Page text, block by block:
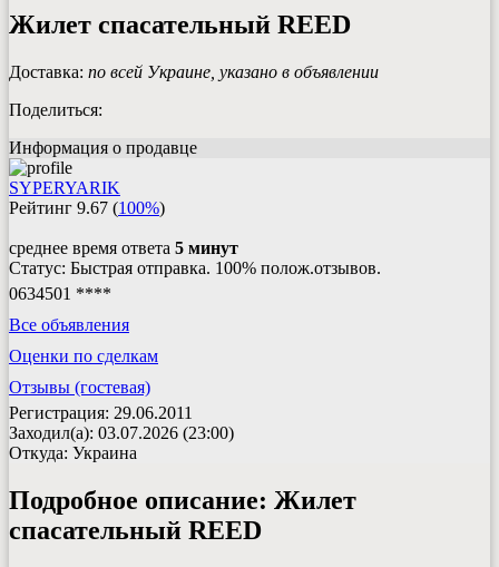
Жилет спасательный REED
Доставка: по всей Украине, указано в объявлении
Поделиться:
Информация о продавце
SYPERYARIK
Рейтинг 9.67 (100%)
среднее время ответа 5 минут
Статус: Быстрая отправка. 100% полож.отзывов.
0634501 ****
Все объявления
Оценки по сделкам
Отзывы (гостевая)
Регистрация: 29.06.2011
Заходил(а): 03.07.2026 (23:00)
Откуда: Украина
Подробное описание: Жилет
спасательный REED